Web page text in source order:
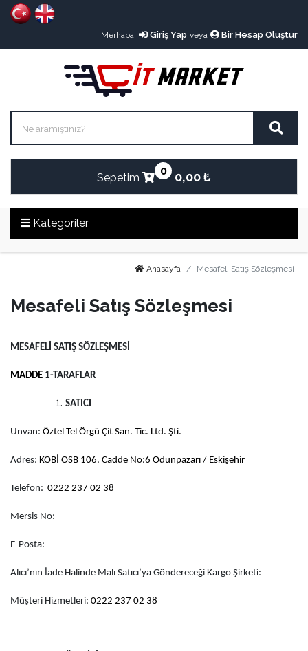
Merhaba, Giriş Yap veya Bir Hesap Oluştur
Sepetim
0 0,00 ₺
Kategoriler
Anasayfa Mesafeli Satış Sözleşmesi
Mesafeli Satış Sözleşmesi
MESAFELİ SATIŞ SÖZLEŞMESİ
MADDE 1-TARAFLAR
SATICI
Unvan: Öztel Tel Örgü Çit San. Tic. Ltd. Şti.
Adres: KOBİ OSB 106. Cadde No:6 Odunpazarı / Eskişehir
Telefon: 0222 237 02 38
Mersis No:
E-Posta:
Alıcı’nın İade Halinde Malı Satıcı’ya Göndereceği Kargo Şirketi:
Müşteri Hizmetleri: 0222 237 02 38